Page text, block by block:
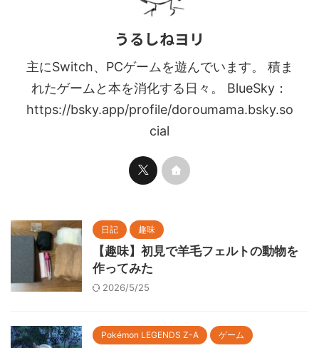
うるしねヨリ
主にSwitch、PCゲームを遊んでいます。 積ま
れたゲームと本を消化する日々。 BlueSky：
https://bsky.app/profile/doroumama.bsky.so
cial
日記 趣味
【趣味】初見で羊毛フェルトの動物を
作ってみた
2026/5/25
Pokémon LEGENDS Z-A ゲーム